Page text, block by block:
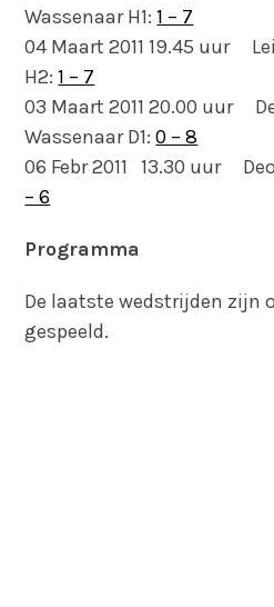
Wassenaar H1:1 – 7
04 Maart 2011 19.45 uur
H2:1 – 7
03 Maart 2011 20.00 uur
Wassenaar D1:0 – 8
06 Febr 2011 13.30 uur Deo
– 6
Programma
De laatste wedstrijden zijn
gespeeld.